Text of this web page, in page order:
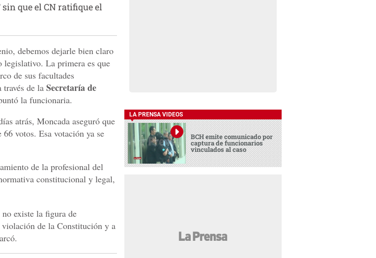
que el CN ratifique el
debemos dejarle bien claro
legislativo. La primera es que
de sus facultades
de la Secretaría de
la funcionaria.
atrás, Moncada aseguró que
votos. Esa votación ya se
de la profesional del
constitucional y legal,
existe la figura de
de la Constitución y a
LA PRENSA VIDEOS
BCH emite comunicado por
captura de funcionarios
vinculados al caso